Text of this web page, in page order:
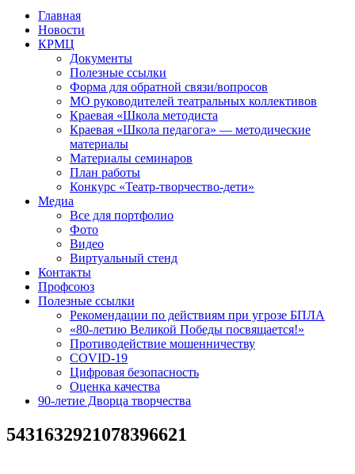
Главная
Новости
КРМЦ
Документы
Полезные ссылки
Форма для обратной связи/вопросов
МО руководителей театральных коллективов
Краевая «Школа методиста
Краевая «Школа педагога» — методические
материалы
Материалы семинаров
План работы
Конкурс «Театр-творчество-дети»
Медиа
Все для портфолио
Фото
Видео
Виртуальный стенд
Контакты
Профсоюз
Полезные ссылки
Рекомендации по действиям при угрозе БПЛА
«80-летию Великой Победы посвящается!»
Противодействие мошенничеству
COVID-19
Цифровая безопасность
Оценка качества
90-летие Дворца творчества
5431632921078396621